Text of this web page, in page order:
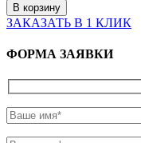
В корзину
ЗАКАЗАТЬ В 1 КЛИК
ФОРМА ЗАЯВКИ